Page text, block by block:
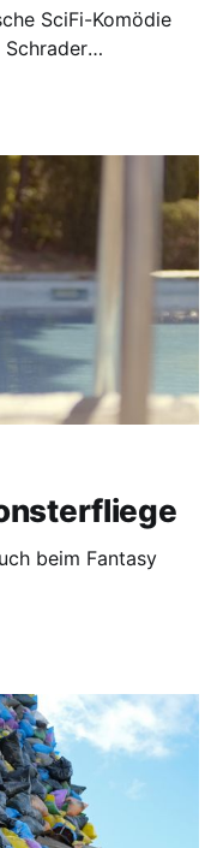
SciFi-Komödie
beim Fantasy